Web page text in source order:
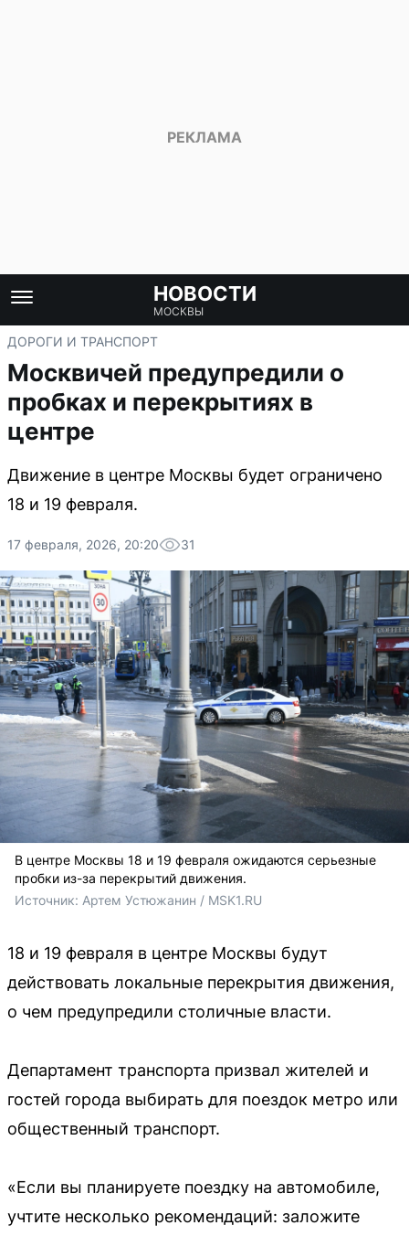
НОВОСТИ
МОСКВЫ
ДОРОГИ И ТРАНСПОРТ
Москвичей предупредили о
пробках и перекрытиях в
центре
Движение в центре Москвы будет ограничено
18 и 19 февраля.
17 февраля, 2026, 20:20 31
В центре Москвы 18 и 19 февраля ожидаются серьезные
пробки из-за перекрытий движения.
Источник: Артем Устюжанин / MSK1.RU
18 и 19 февраля в центре Москвы будут
действовать локальные перекрытия движения,
о чем предупредили столичные власти.
Департамент транспорта призвал жителей и
гостей города выбирать для поездок метро или
общественный транспорт.
«Если вы планируете поездку на автомобиле,
учтите несколько рекомендаций: заложите